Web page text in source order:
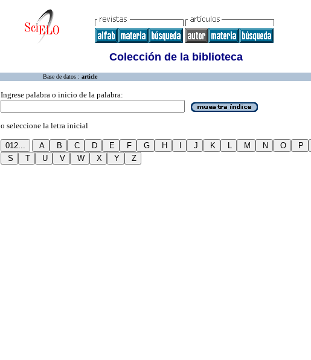
Colección de la biblioteca
Base de datos : article
Ingrese palabra o inicio de la palabra:
o seleccione la letra inicial